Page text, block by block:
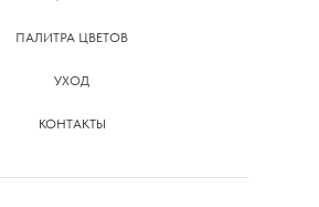
ПАЛИТРА ЦВЕТОВ
УХОД
КОНТАКТЫ